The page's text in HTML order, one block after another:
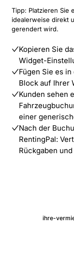
Tipp: Platzieren Sie
idealerweise direkt
gerendert wird.
Kopieren Sie
Widget-
Fügen Sie es
Block auf Ihrer
Kunden sehen
einer
Nach der
RentingPal:
Rückgaben
ihre-